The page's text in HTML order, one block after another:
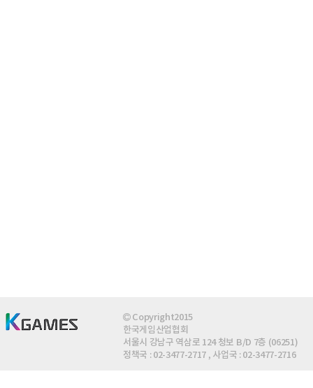
Copyright2015
한국게임산업협회
서울시 강남구 역삼로 124 청보 B/D 7층 (06251)
정책국 : 02-3477-2717 , 사업국 : 02-3477-2716